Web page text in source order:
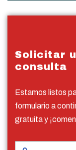
Solicitar
consulta
Estamos listos
formulario a
gratuita y